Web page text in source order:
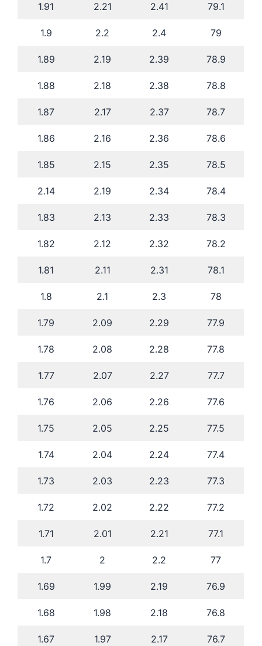
1.91 2.21 2.41 79.1
1.9 2.2 2.4 79
1.89 2.19 2.39 78.9
1.88 2.18 2.38 78.8
1.87 2.17 2.37 78.7
1.86 2.16 2.36 78.6
1.85 2.15 2.35 78.5
2.14 2.19 2.34 78.4
1.83 2.13 2.33 78.3
1.82 2.12 2.32 78.2
1.81 2.11 2.31 78.1
1.8 2.1 2.3 78
1.79 2.09 2.29 77.9
1.78 2.08 2.28 77.8
1.77 2.07 2.27 77.7
1.76 2.06 2.26 77.6
1.75 2.05 2.25 77.5
1.74 2.04 2.24 77.4
1.73 2.03 2.23 77.3
1.72 2.02 2.22 77.2
1.71 2.01 2.21 77.1
1.7 2 2.2 77
1.69 1.99 2.19 76.9
1.68 1.98 2.18 76.8
1.67 1.97 2.17 76.7